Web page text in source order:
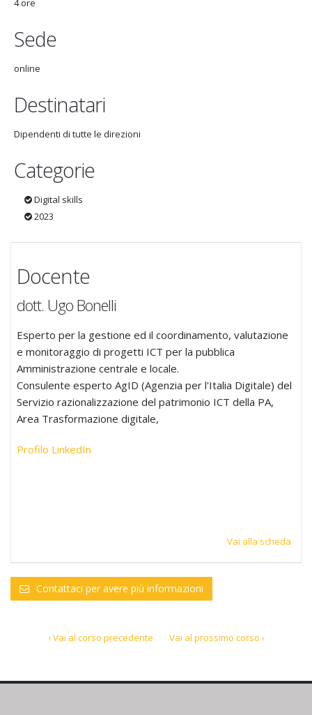
4 ore
Sede
online
Destinatari
Dipendenti di tutte le direzioni
Categorie
Digital skills
2023
Docente
dott. Ugo Bonelli
Esperto per la gestione ed il coordinamento, valutazione
e monitoraggio di progetti ICT per la pubblica
Amministrazione centrale e locale.
Consulente esperto AgID (Agenzia per l'Italia Digitale) del
Servizio razionalizzazione del patrimonio ICT della PA,
Area Trasformazione digitale,
Profilo LinkedIn
Vai alla scheda
Contattaci per avere più informazioni
‹ Vai al corso precedente Vai al prossimo corso ›